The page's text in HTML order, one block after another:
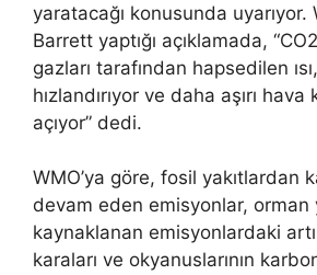
yaratacağı konusunda uyarıyor.
Barrett yaptığı açıklamada,
gazları tarafından hapsedilen
hızlandırıyor ve daha aşırı hava
açıyor” dedi.
WMO’ya göre, fosil yakıtlardan
devam eden emisyonlar, orman
kaynaklanan emisyonlardaki
karaları ve okyanuslarının